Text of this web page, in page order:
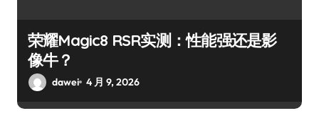
荣耀Magic8 RSR实测：性能强还是影
像牛？
dawei 4 月 9, 2026